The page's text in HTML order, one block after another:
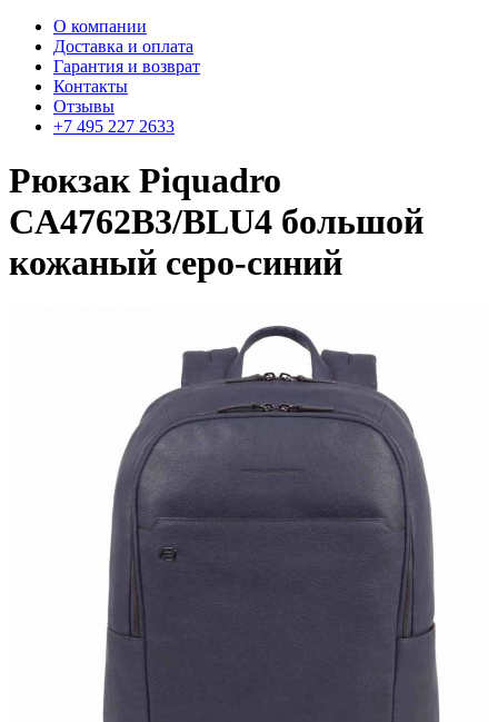
О компании
Доставка и оплата
Гарантия и возврат
Контакты
Отзывы
+7 495 227 2633
Рюкзак Piquadro
CA4762B3/BLU4 большой
кожаный серо-синий